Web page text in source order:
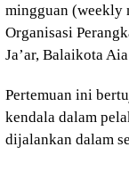
mingguan (weekly
Organisasi
Ja’ar, Balaikota
Pertemuan ini
kendala dalam
dijalankan dalam